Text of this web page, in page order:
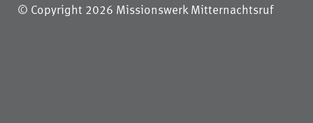
© Copyright 2026 Missionswerk Mitternachtsruf